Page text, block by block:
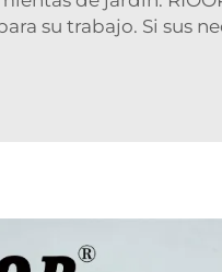
su trabajo. Si sus